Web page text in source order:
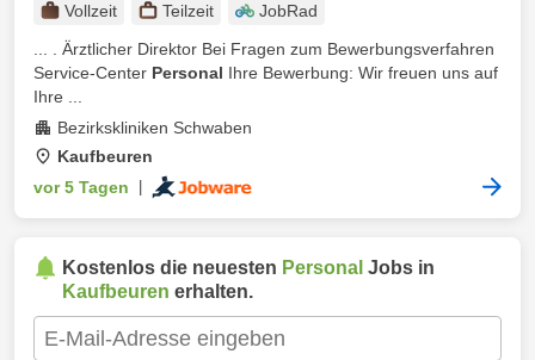
Vollzeit Teilzeit
JobRad
... . Ärztlicher Direktor Bei Fragen zum Bewerbungsverfahren
Service-Center Personal Ihre Bewerbung: Wir freuen uns auf
Ihre ...
Bezirkskliniken Schwaben
Kaufbeuren
vor 5 Tagen
Kostenlos die neuesten Personal Jobs in
Kaufbeuren erhalten.